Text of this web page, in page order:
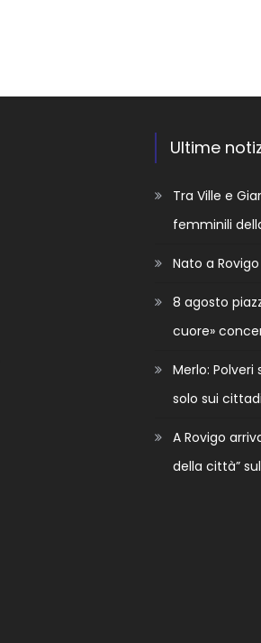
Ultime
Tra Ville e
femminili
Nato a
8 agosto
cuore»
Merlo:
solo sui
A Rovigo
della città”